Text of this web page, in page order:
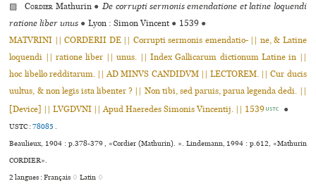
▨Cordier Mathurin ● De corrupti sermonis emendatione et latine loquendi
ratione liber unus ● Lyon : Simon Vincent ● 1539 ●
MATVRINI || CORDERII DE || Corrupti sermonis emendatio- || ne, & Latine
loquendi || ratione liber || unus. || Index Gallicarum dictionum Latine in ||
hoc libello redditarum. || AD MINVS CANDIDVM || LECTOREM. || Cur ducis
uultus, & non legis ista libenter ? || Non tibi, sed paruis, parua legenda dedi. ||
[Device] || LVGDVNI || Apud Haeredes Simonis Vincentij. || 1539 USTC ●
USTC :78085.
Beaulieux, 1904 : p.378-379 , «Cordier (Mathurin). ». Lindemann, 1994 : p.612, «Mathurin
CORDIER».
2 langues :Français ♢Latin ♢